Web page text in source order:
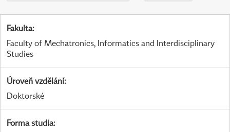
Fakulta:
Faculty of Mechatronics, Informatics and Interdisciplinary
Studies
Úroveň vzdělání:
Doktorské
Forma studia: